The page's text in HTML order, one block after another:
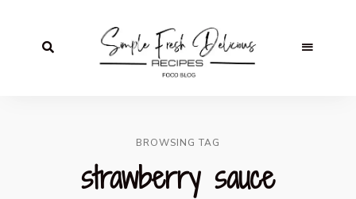
BROWSING TAG
strawberry sauce